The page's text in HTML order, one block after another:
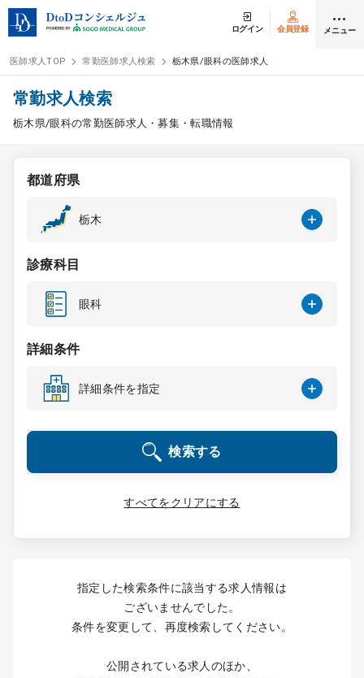
ログイン 会員登録 メニュー
ログイン
医師求人
常勤検索
スポット検索
DtoDの転職・
コンサルタント
成功事例
転職ノウハウ
受付時間 9:00 ～ 18:00（平日）
クリニック開業
医師求人TOP 常勤医師求人検索 栃木県/眼科の医師求人
常勤求人検索
栃木県/眼科の常勤医師求人・募集・転職情報
都道府県
栃木
診療科目
眼科
詳細条件
詳細条件を指定
検索する
すべてをクリアにする
指定した検索条件に該当する求人情報は
ございませんでした。
条件を変更して、再度検索してください。
公開されている求人のほか、